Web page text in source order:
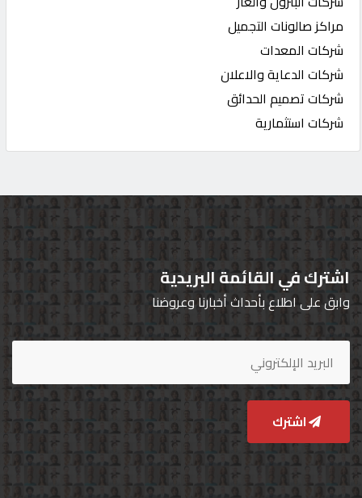
مراكز صالونات التجميل
شركات المعدات
شركات الدعاية والاعلان
شركات تصميم الحدائق
شركات استثمارية
اشترك في القائمة البريدية
وابق على اطلاع بأحداث أخبارنا وعروضنا
اشترك